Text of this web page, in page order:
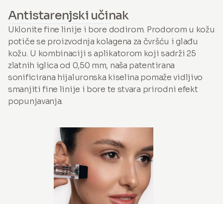
Antistarenjski učinak
Uklonite fine linije i bore dodirom. Prodorom u kožu
potiče se proizvodnja kolagena za čvršću i glađu
kožu. U kombinaciji s aplikatorom koji sadrži 25
zlatnih iglica od 0,50 mm, naša patentirana
sonificirana hijaluronska kiselina pomaže vidljivo
smanjiti fine linije i bore te stvara prirodni efekt
popunjavanja.